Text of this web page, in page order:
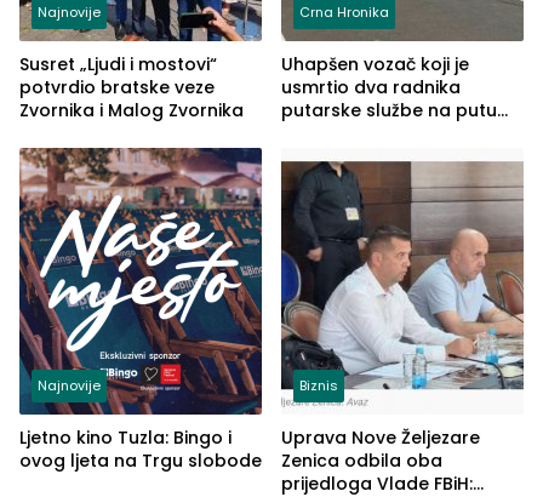
Najnovije
Susret „Ljudi i mostovi“
potvrdio bratske veze
Zvornika i Malog Zvornika
Crna Hronika
Uhapšen vozač koji je
usmrtio dva radnika
putarske službe na putu
(FOTO)
Najnovije
Ljetno kino Tuzla: Bingo i
ovog ljeta na Trgu slobode
Biznis
Uprava Nove Željezare
Zenica odbila oba
prijedloga Vlade FBiH: